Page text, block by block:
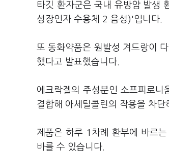
타깃 환자군은 국내 유방암 발생
성장인자 수용체 2 음성)'입니다.
또 동화약품은 원발성 겨드랑이
했다고 발표했습니다.
에크락겔의 주성분인 소프피로
결합해 아세틸콜린의 작용을 차
제품은 하루 1차례 환부에 바르
바를 수 있습니다.